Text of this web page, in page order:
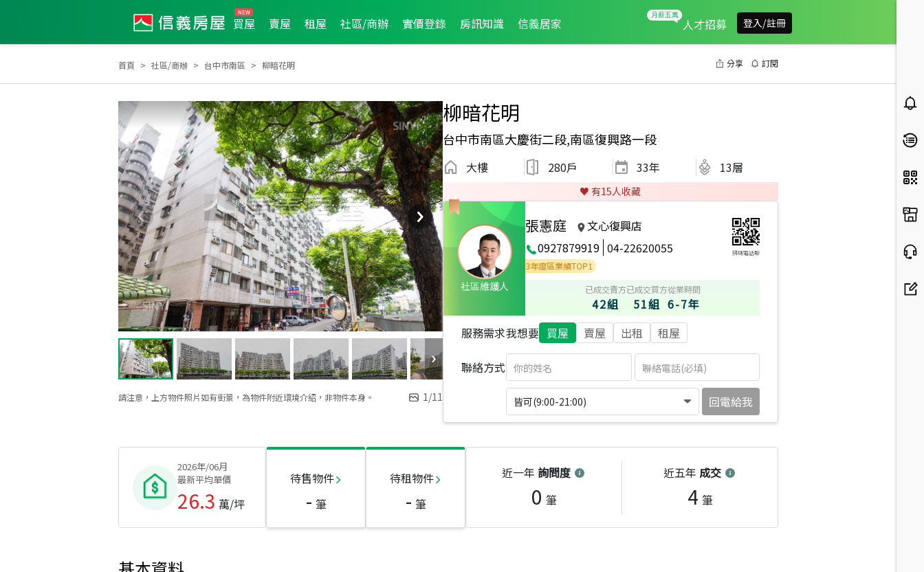
買屋 賣屋 租屋 社區/商辦 實價登錄 房訊知識 信義居家 人才招募 登入/註冊
首頁 社區/商辦 台中市南區 柳暗花明 分享 訂閱
請注意，上方物件照片如有街景，為物件附近環境介紹，非物件本身。 1/11
柳暗花明
台中市南區大慶街二段,南區復興路一段
大樓 280戶 33年 13層
♥️ 有15人收藏
社區維護人
張憲庭
文心復興店
0927879919 04-22620055 掃碼電話聊
2024年度服務品質獎 2023年度服務品質獎 2024年度區業績TOP1 2024年度區成件TOP1
2023年度區業績TOP1
已成交賣方
42組
已成交買方
51組
從業時間
6-7年
服務需求我想要 買屋 賣屋 出租 租屋
聯絡方式
皆可(9:00-21:00) 回電給我
2026年/06月
最新平均單價
26.3 萬/坪
待售物件
- 筆
待租物件
- 筆
近一年 詢問度
0 筆
近五年 成交
4 筆